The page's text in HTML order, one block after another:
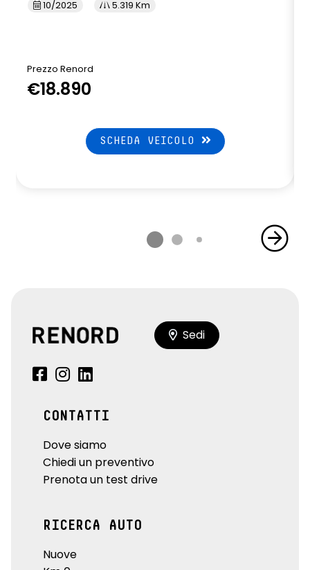
10/2025
5.319 Km
Prezzo Renord
€18.890
SCHEDA VEICOLO
Sedi
CONTATTI
Dove siamo
Chiedi un preventivo
Prenota un test drive
RICERCA AUTO
Nuove